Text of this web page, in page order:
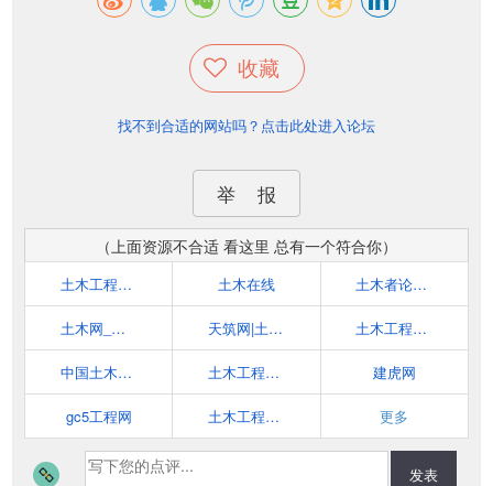
收藏
找不到合适的网站吗？点击此处进入论坛
举 报
（上面资源不合适 看这里 总有一个符合你）
土木工程网(civilcn.com) 土木在线 土木者论坛-土木工程网上学习家园和土木在线交流平台
土木网_最专业的土木工程技术交流网 天筑网|土木工程网 土木工程网www.tmgc.net
中国土木工程学会 土木工程网(www.tmgcw.com) 建虎网
gc5工程网 土木工程网(www.tmgclw.cn) 更多
发表